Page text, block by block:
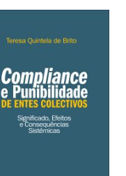
49,90 €.44,91 €.